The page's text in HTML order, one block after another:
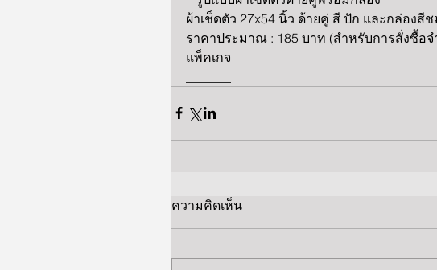
ผ้าเช็ดตัว 27x54 นิ้ว ด้ายคู่ สี ปัก และกล่องสี
ราคาประมาณ : 185 บาท (สำหรับการสั่งซื้อ
แพ็คเกจ
ความคิดเห็น